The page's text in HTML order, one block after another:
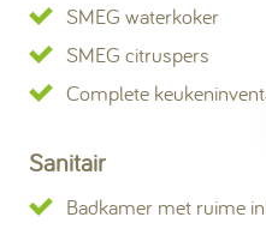
SMEG waterkoker
SMEG citruspers
Complete
Sanitair
Badkamer met ruime